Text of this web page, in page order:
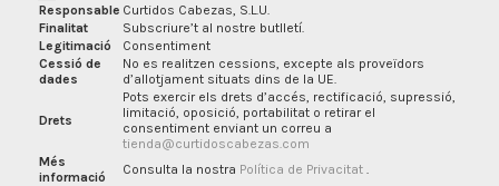
Responsable Curtidos Cabezas, S.L.U.
Finalitat
Subscriure’t al nostre butlletí.
Legitimació
Consentiment
Cessió de
dades
No es realitzen cessions, excepte als proveïdors
d’allotjament situats dins de la UE.
Drets
Pots exercir els drets d’accés, rectificació, supressió,
limitació, oposició, portabilitat o retirar el
consentiment enviant un correu a
tienda@curtidoscabezas.com
Més
informació
Consulta la nostra Política de Privacitat